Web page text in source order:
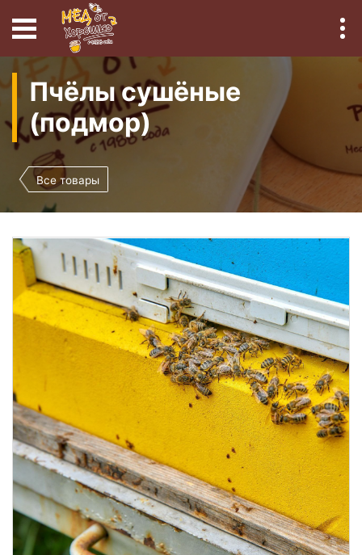
Пчёлы сушёные
(подмор)
Все товары